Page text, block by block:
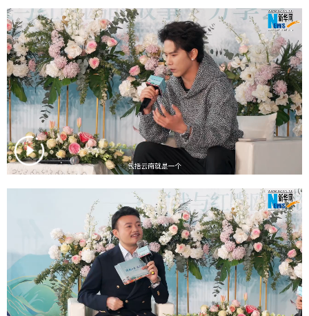
教育
州市
社会
图片
经济 服务 云南故事
云南青年说 趣看文物